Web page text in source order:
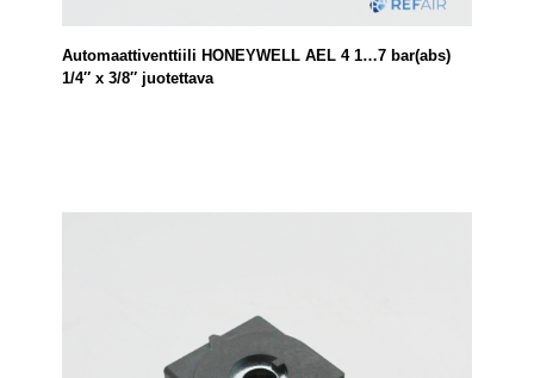
Automaattiventtiili HONEYWELL AEL 4 1…7 bar(abs)
1/4″ x 3/8″ juotettava